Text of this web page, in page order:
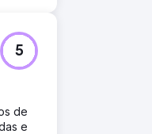
5
de
e